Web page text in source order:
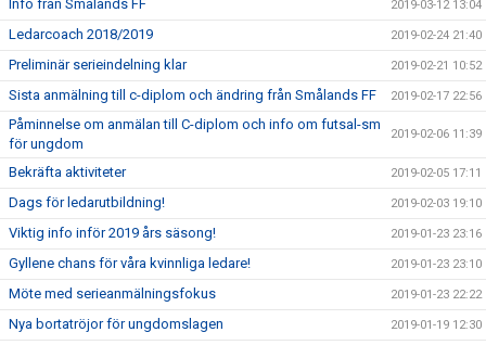
Info från Smålands FF 2019-03-12 13:04
Ledarcoach 2018/2019 2019-02-24 21:40
Preliminär serieindelning klar 2019-02-21 10:52
Sista anmälning till c-diplom och ändring från Smålands FF 2019-02-17 22:56
Påminnelse om anmälan till C-diplom och info om futsal-sm
för ungdom
2019-02-06 11:39
Bekräfta aktiviteter 2019-02-05 17:11
Dags för ledarutbildning! 2019-02-03 19:10
Viktig info inför 2019 års säsong! 2019-01-23 23:16
Gyllene chans för våra kvinnliga ledare! 2019-01-23 23:10
Möte med serieanmälningsfokus 2019-01-23 22:22
Nya bortatröjor för ungdomslagen 2019-01-19 12:30